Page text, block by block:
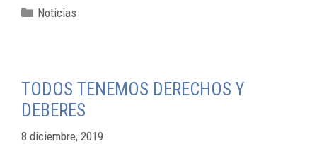
Noticias
TODOS TENEMOS DERECHOS Y
DEBERES
8 diciembre, 2019